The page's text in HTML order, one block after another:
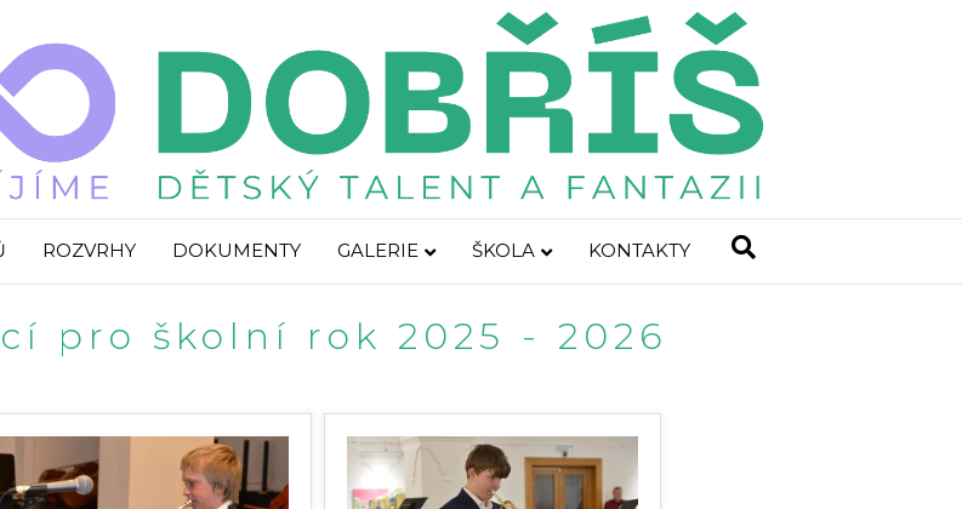
ROZVRHY DOKUMENTY GALERIE ŠKOLA KONTAKTY
pro školní rok 2025 - 2026